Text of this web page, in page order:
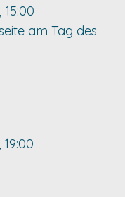
am Tag des